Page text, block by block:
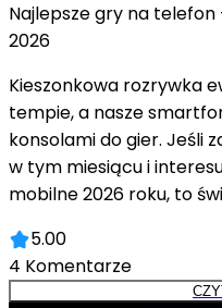
Najlepsze gry na telefon
2026
Kieszonkowa rozrywka
tempie, a nasze
konsolami do gier. Jeśli
w tym miesiącu i
mobilne 2026 roku, to
5.00
4 Komentarze